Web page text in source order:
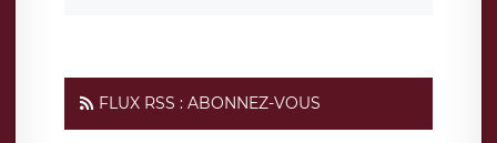
FLUX RSS : ABONNEZ-VOUS